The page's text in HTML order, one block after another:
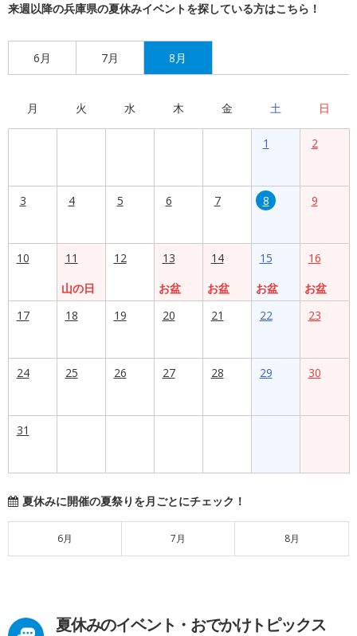
来週以降の兵庫県の夏休みイベントを探している方はこちら！
6月 7月 8月
月 火 水 木 金 土 日
1 2
3 4 5 6 7 8 9
10
11
山の日
12
13
お盆
14
お盆
15
お盆
16
お盆
17
18 19 20 21 22 23
24 25 26 27 28 29 30
31
夏休みに開催の夏祭りを月ごとにチェック！
6月 7月 8月
夏休みのイベント・おでかけトピックス